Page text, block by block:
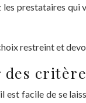
prestataires
restreint et
des
est facile de se